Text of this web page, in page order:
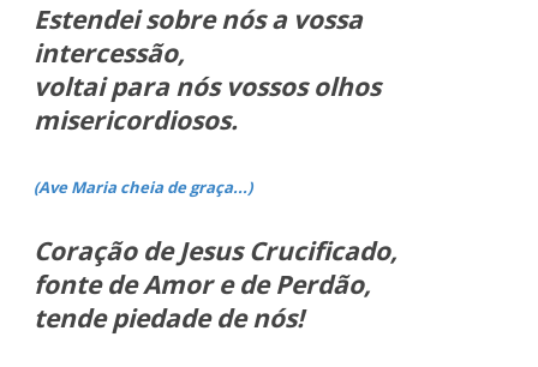
Estendei sobre nós a vossa
intercessão,
voltai para nós vossos olhos
misericordiosos.
(Ave Maria cheia de graça...)
Coração de Jesus Crucificado,
fonte de Amor e de Perdão,
tende piedade de nós!